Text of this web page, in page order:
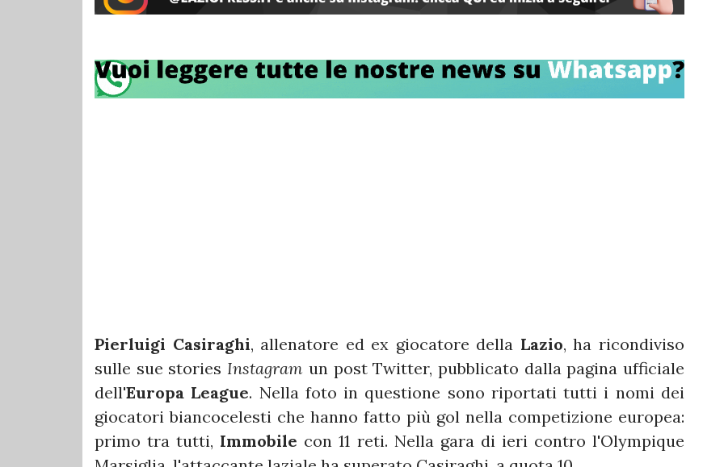
Pierluigi Casiraghi, allenatore ed ex giocatore della Lazio, ha ricondiviso
sulle sue stories Instagram un post Twitter, pubblicato dalla pagina ufficiale
dell'Europa League. Nella foto in questione sono riportati tutti i nomi dei
giocatori biancocelesti che hanno fatto più gol nella competizione europea:
primo tra tutti, Immobile con 11 reti. Nella gara di ieri contro l'Olympique